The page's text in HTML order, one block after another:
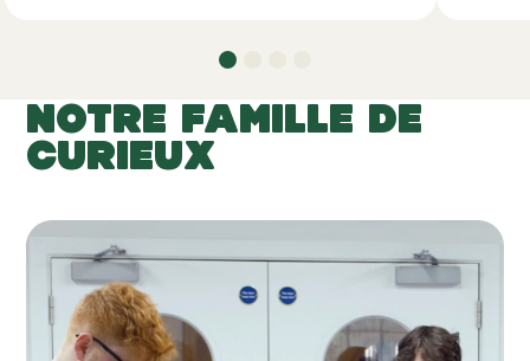
NOTRE FAMILLE DE
CURIEUX